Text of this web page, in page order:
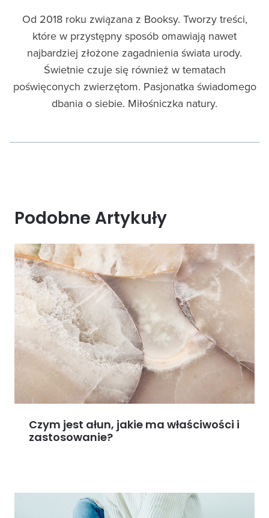
Od 2018 roku związana z Booksy. Tworzy treści,
które w przystępny sposób omawiają nawet
najbardziej złożone zagadnienia świata urody.
Świetnie czuje się również w tematach
poświęconych zwierzętom. Pasjonatka świadomego
dbania o siebie. Miłośniczka natury.
Podobne Artykuły
Czym jest ałun, jakie ma właściwości i
zastosowanie?